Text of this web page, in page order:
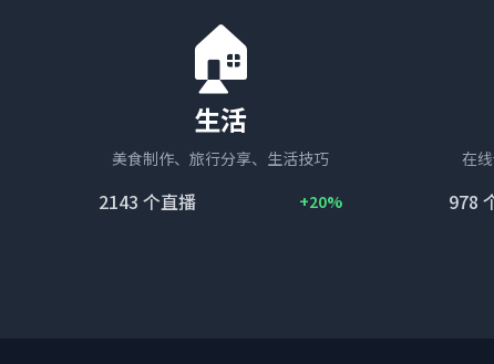
🏠
生活
美食制作、旅行分享、生活技巧
2143 个直播 +20%
在
978